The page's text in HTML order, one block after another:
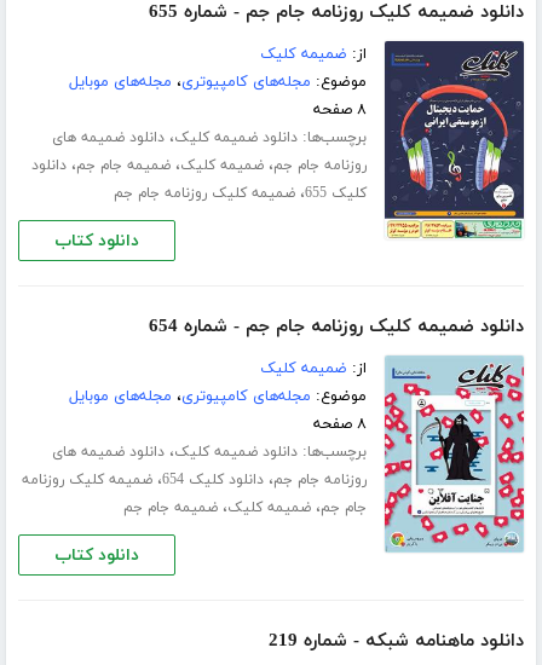
دانلود ضمیمه کلیک روزنامه جام جم - شماره 655
از: ضمیمه کلیک
موضوع: مجله‌های کامپیوتری، مجله‌های موبایل
۸ صفحه
برچسب‌ها:دانلود ضمیمه کلیک،دانلود ضمیمه های
روزنامه جام جم،ضمیمه کلیک،ضمیمه جام جم،دانلود
کلیک 655
،ضمیمه کلیک روزنامه جام جم
دانلود کتاب
دانلود ضمیمه کلیک روزنامه جام جم - شماره 654
از: ضمیمه کلیک
موضوع: مجله‌های کامپیوتری، مجله‌های موبایل
۸ صفحه
برچسب‌ها:دانلود ضمیمه کلیک،دانلود ضمیمه های
روزنامه جام جم،دانلود کلیک 654 ،ضمیمه کلیک روزنامه
جام جم،ضمیمه کلیک،ضمیمه جام جم
دانلود کتاب
دانلود ماهنامه شبکه - شماره 219